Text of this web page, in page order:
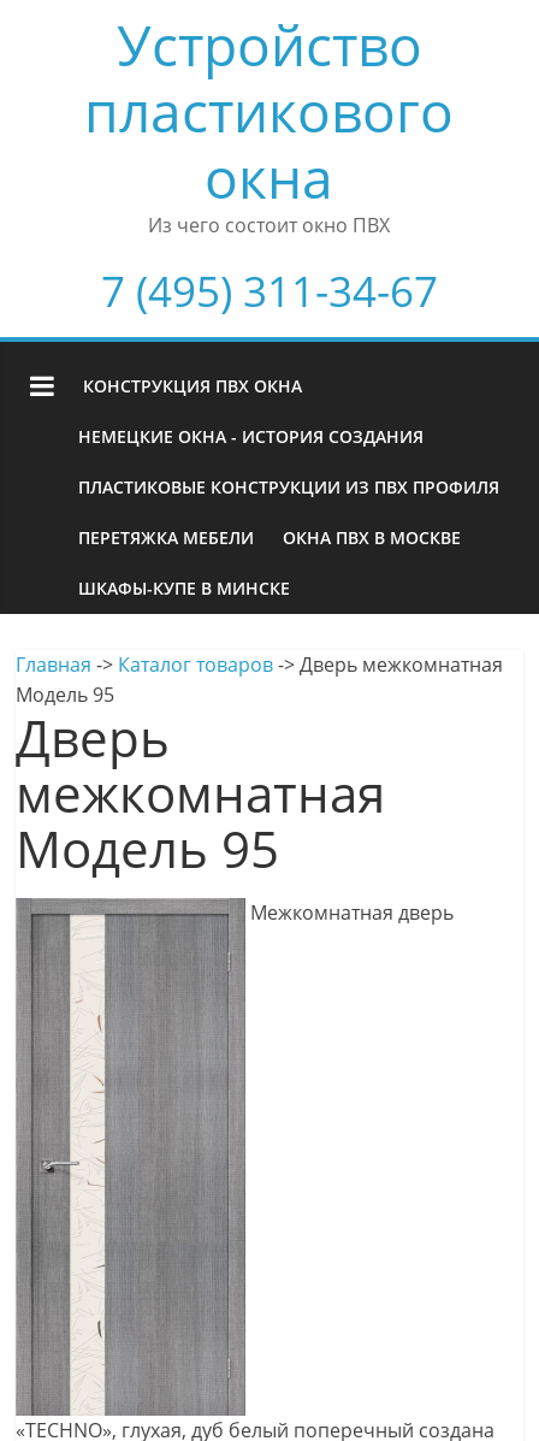
Устройство
пластикового
окна
Из чего состоит окно ПВХ
7 (495) 311-34-67
КОНСТРУКЦИЯ ПВХ ОКНА
НЕМЕЦКИЕ ОКНА - ИСТОРИЯ СОЗДАНИЯ
ПЛАСТИКОВЫЕ КОНСТРУКЦИИ ИЗ ПВХ ПРОФИЛЯ
ПЕРЕТЯЖКА МЕБЕЛИ ОКНА ПВХ В МОСКВЕ
ШКАФЫ-КУПЕ В МИНСКЕ
Главная -> Каталог товаров->Дверь межкомнатная
Модель 95
Дверь
межкомнатная
Модель 95
Межкомнатная дверь
«TECHNO», глухая, дуб белый поперечный создана